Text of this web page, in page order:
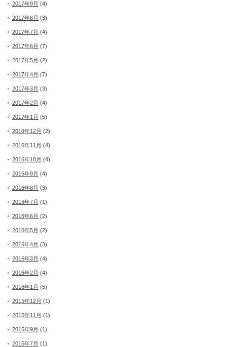
2017年9月 (4)
2017年8月 (3)
2017年7月 (4)
2017年6月 (7)
2017年5月 (2)
2017年4月 (7)
2017年3月 (3)
2017年2月 (4)
2017年1月 (5)
2016年12月 (2)
2016年11月 (4)
2016年10月 (4)
2016年9月 (4)
2016年8月 (3)
2016年7月 (1)
2016年6月 (2)
2016年5月 (2)
2016年4月 (3)
2016年3月 (4)
2016年2月 (4)
2016年1月 (5)
2015年12月 (1)
2015年11月 (1)
2015年9月 (1)
2015年7月 (1)